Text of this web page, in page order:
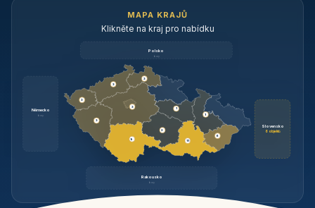
MAPA KRAJŮ
Klikněte na kraj pro nabídku
Polsko
brzy
Německo
brzy
Slovensko
6 objektů
Rakousko
brzy
3
9
3
3
3
3
1
2
11
1
6